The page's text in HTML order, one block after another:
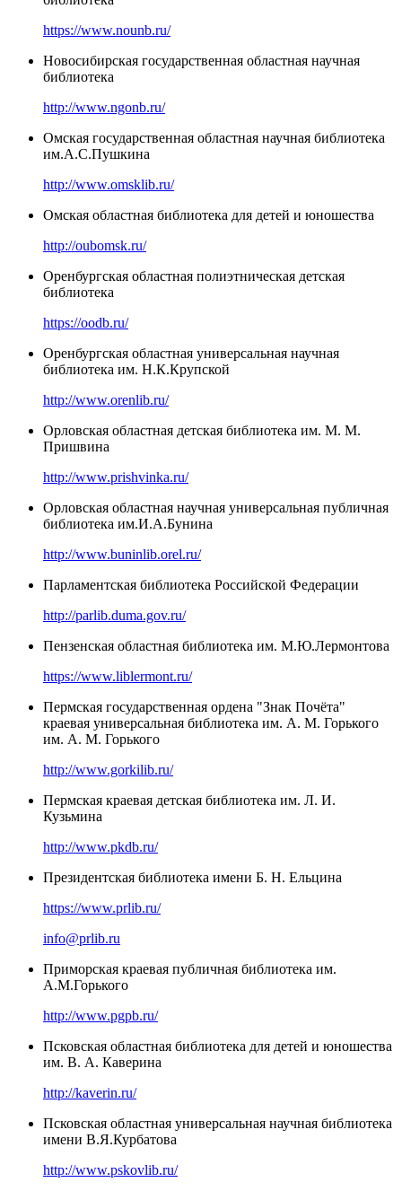
https://www.nounb.ru/
Новосибирская государственная областная научная
библиотека
http://www.ngonb.ru/
Омская государственная областная научная библиотека
им.А.С.Пушкина
http://www.omsklib.ru/
Омская областная библиотека для детей и юношества
http://oubomsk.ru/
Оренбургская областная полиэтническая детская
библиотека
https://oodb.ru/
Оренбургская областная универсальная научная
библиотека им. Н.К.Крупской
http://www.orenlib.ru/
Орловская областная детская библиотека им. М. М.
Пришвина
http://www.prishvinka.ru/
Орловская областная научная универсальная публичная
библиотека им.И.А.Бунина
http://www.buninlib.orel.ru/
Парламентская библиотека Российской Федерации
http://parlib.duma.gov.ru/
Пензенская областная библиотека им. М.Ю.Лермонтова
https://www.liblermont.ru/
Пермская государственная ордена "Знак Почёта"
краевая универсальная библиотека им. А. М. Горького
им. А. М. Горького
http://www.gorkilib.ru/
Пермская краевая детская библиотека им. Л. И.
Кузьмина
http://www.pkdb.ru/
Президентская библиотека имени Б. Н. Ельцина
https://www.prlib.ru/
info@prlib.ru
Приморская краевая публичная библиотека им.
А.М.Горького
http://www.pgpb.ru/
Псковская областная библиотека для детей и юношества
им. В. А. Каверина
http://kaverin.ru/
Псковская областная универсальная научная библиотека
имени В.Я.Курбатова
http://www.pskovlib.ru/